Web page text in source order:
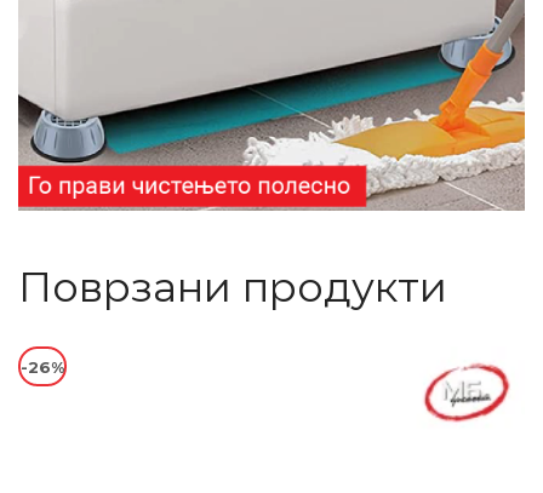
Поврзани продукти
-26%